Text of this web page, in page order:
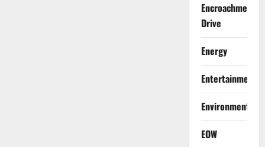
Encroachment
Drive
Energy
Entertainment
Environment
EOW